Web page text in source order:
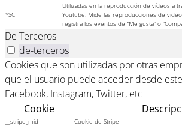
YSC
Utilizadas en la reproducción de vídeos a
Youtube. Mide las reproducciones de
registra los eventos de “Me gusta” o
De Terceros
de-terceros
Cookies que son utilizadas por otras
que el usuario puede acceder desde
Facebook, Instagram, Twitter, etc
Cookie
__stripe_mid Cookie de Stripe